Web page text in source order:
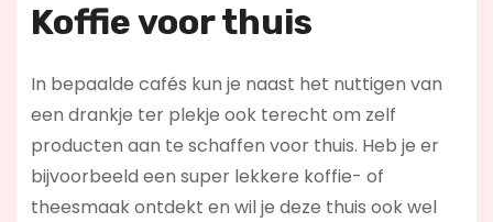
Koffie voor thuis
In bepaalde cafés kun je naast het nuttigen van
een drankje ter plekje ook terecht om zelf
producten aan te schaffen voor thuis. Heb je er
bijvoorbeeld een super lekkere koffie- of
theesmaak ontdekt en wil je deze thuis ook wel